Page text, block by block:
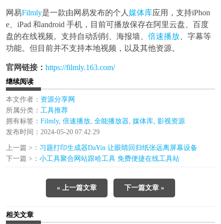
网易Filmly是一款由网易发布的个人 媒体库应用，支持iPhon
e、iPad 和android 手机，目前可播放保存在阿里云盘、百度
盘的在线视频。支持自动刮削、海报墙、 倍速播放 、字幕等
功能。但目前并不支持本地视频，以及其他资源。
官网链接： https://filmly.163.com/
继续阅读
本文作者： 资源分享网
所属分类： 工具推荐
拥有标签： Filmly, 倍速播放 全能播放器 媒体库 影视资源
发布时间：2024-05-20 07:42:29
上一篇 >： 习题打印生成器DaYin 让眼睛回归纸张远离屏幕设备
下一篇 >： 小工具聚合网站跟哈工具 免费便捷在线工具站
« 上一篇文章 下一篇文章 »
相关文章